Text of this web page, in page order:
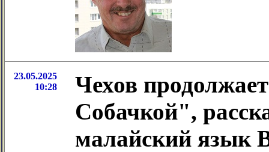
23.05.2025
10:28
Чехов
Собачкой",
малайский язык